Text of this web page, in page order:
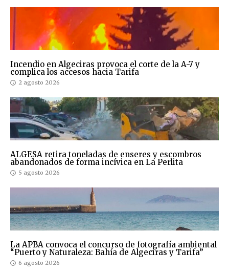
Incendio en Algeciras provoca el corte de la A-7 y
complica los accesos hacia Tarifa
2 agosto 2026
ALGESA retira toneladas de enseres y escombros
abandonados de forma incívica en La Perlita
5 agosto 2026
La APBA convoca el concurso de fotografía ambiental
“Puerto y Naturaleza: Bahía de Algeciras y Tarifa”
6 agosto 2026